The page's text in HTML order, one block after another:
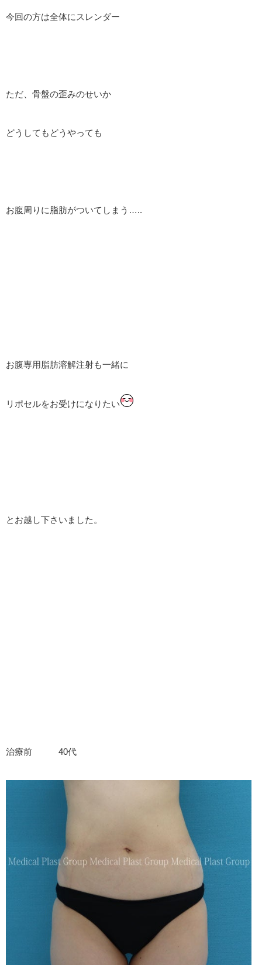
今回の方は全体にスレンダー
ただ、骨盤の歪みのせいか
どうしてもどうやっても
お腹周りに脂肪がついてしまう…..
お腹専用脂肪溶解注射も一緒に
リポセルをお受けになりたい
とお越し下さいました。
治療前 40代